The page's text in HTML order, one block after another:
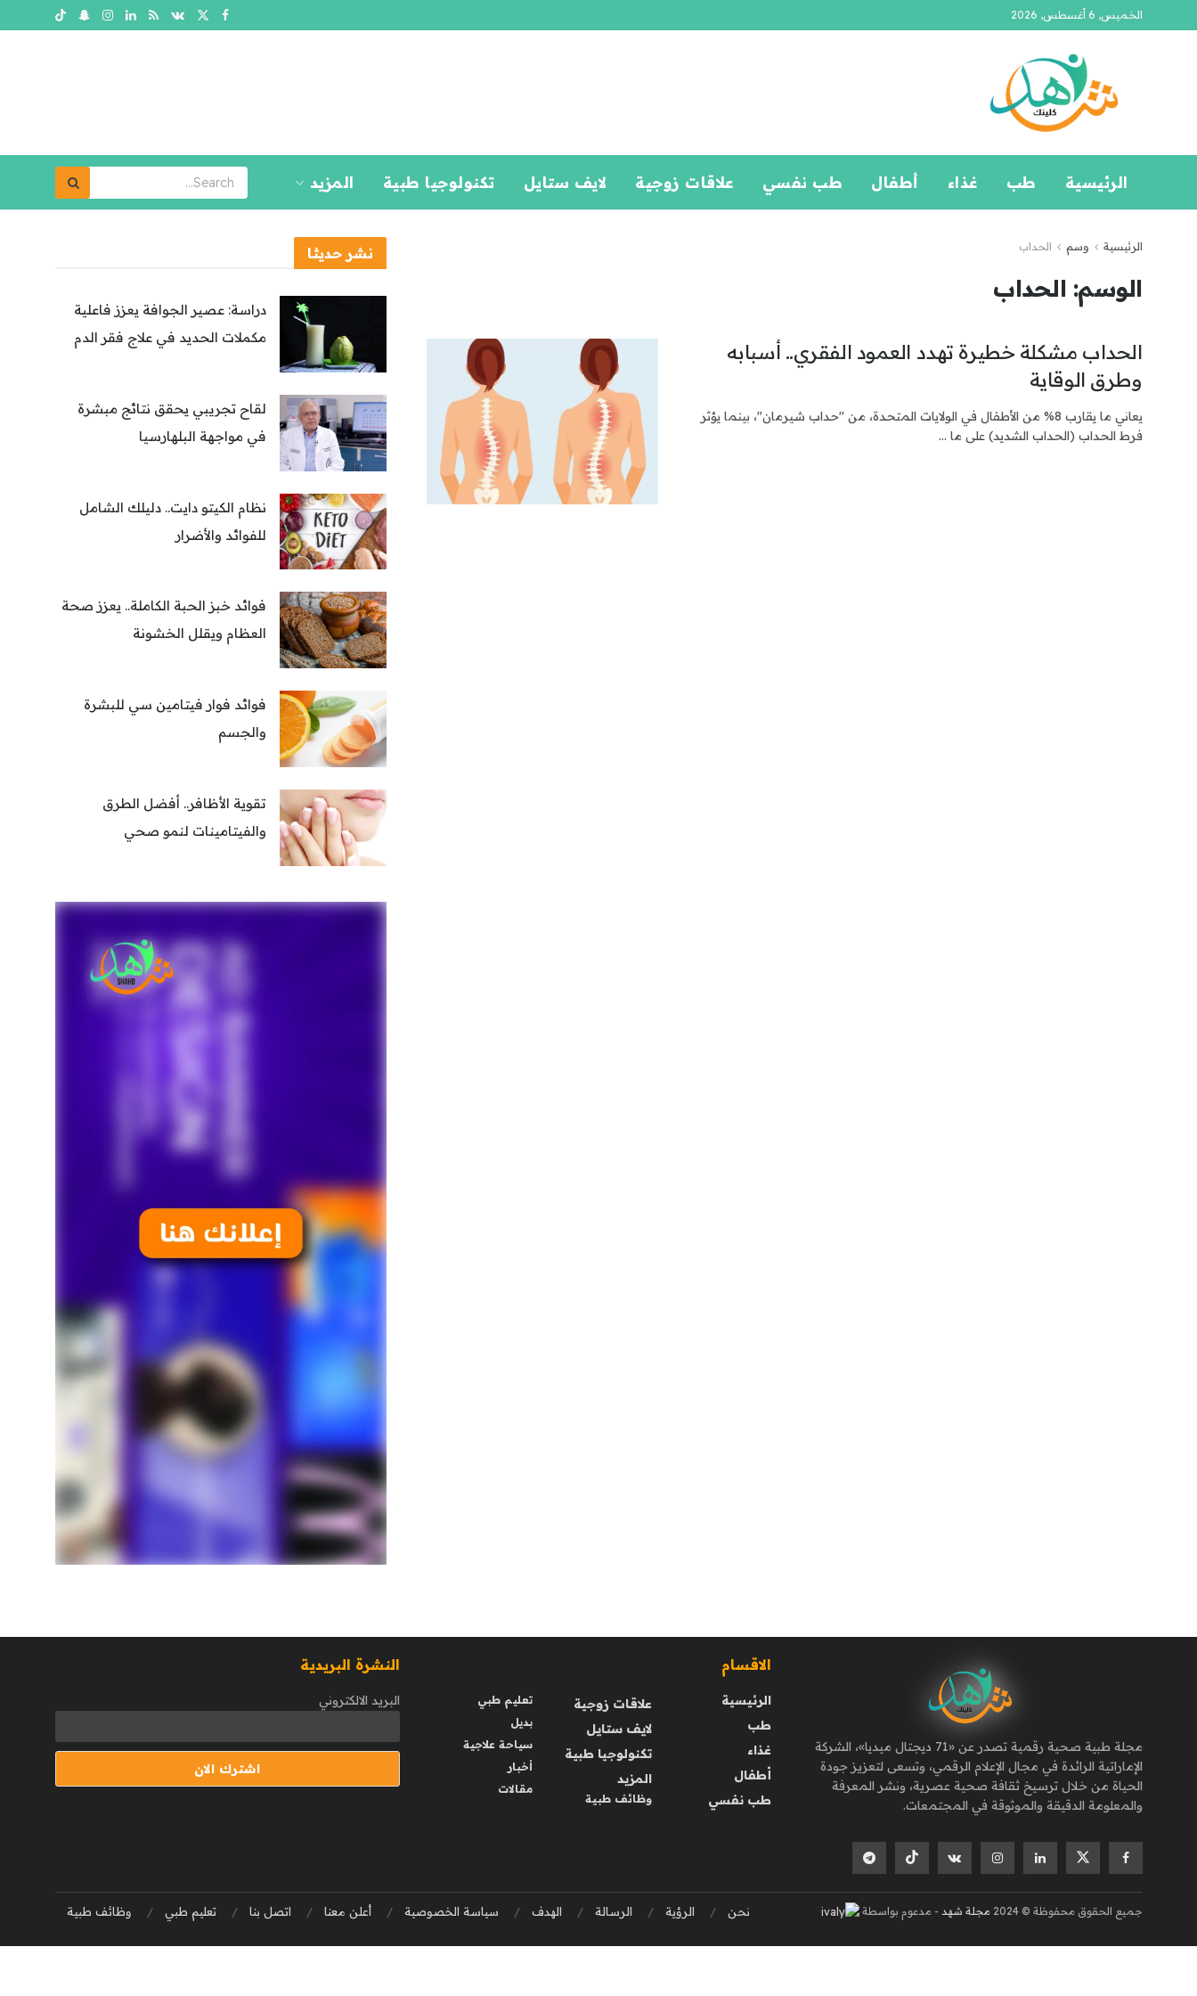
الخميس, 6 أغسطس, 2026
الرئيسية طب غذاء أطفال طب نفسي علاقات زوجية لايف ستايل تكنولوجيا طبية المزيد
الرئيسية وسم الحداب
الوسم: الحداب
الحداب مشكلة خطيرة تهدد العمود الفقري.. أسبابه
وطرق الوقاية
يعاني ما يقارب 8% من الأطفال في الولايات المتحدة، من "حداب شيرمان"، بينما يؤثر
فرط الحداب (الحداب الشديد) على ما ...
نشر حديثا
دراسة: عصير الجوافة يعزز فاعلية
مكملات الحديد في علاج فقر الدم
لقاح تجريبي يحقق نتائج مبشرة
في مواجهة البلهارسيا
نظام الكيتو دايت.. دليلك الشامل
للفوائد والأضرار
فوائد خبز الحبة الكاملة.. يعزز صحة
العظام ويقلل الخشونة
فوائد فوار فيتامين سي للبشرة
والجسم
تقوية الأظافر.. أفضل الطرق
والفيتامينات لنمو صحي
مجلة طبية صحية رقمية تصدر عن «71 ديجتال ميديا»، الشركة
الإماراتية الرائدة في مجال الإعلام الرقمي، وتسعى لتعزيز جودة
الحياة من خلال ترسيخ ثقافة صحية عصرية، ونشر المعرفة
والمعلومة الدقيقة والموثوقة في المجتمعات.
الاقسام
الرئيسية
طب
غذاء
أطفال
طب نفسي
علاقات زوجية
لايف ستايل
تكنولوجيا طبية
المزيد
وظائف طبية
تعليم طبي
بديل
سياحة علاجية
أخبار
مقالات
النشرة البريدية
البريد الالكتروني
نحن الرؤية الرسالة الهدف سياسة الخصوصية أعلن معنا اتصل بنا تعليم طبي وظائف طبية جميع الحقوق محفوظة © 2024 مجلة شهد - مدعوم بواسطة